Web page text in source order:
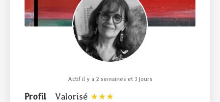
Actif il y a 2 semaines et 3 jours
Profil Valorisé